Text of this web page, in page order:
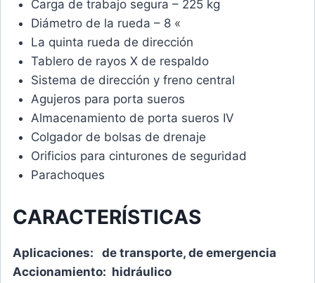
Carga de trabajo segura – 225 kg
Diámetro de la rueda – 8 «
La quinta rueda de dirección
Tablero de rayos X de respaldo
Sistema de dirección y freno central
Agujeros para porta sueros
Almacenamiento de porta sueros IV
Colgador de bolsas de drenaje
Orificios para cinturones de seguridad
Parachoques
CARACTERÍSTICAS
Aplicaciones: de transporte, de emergencia
Accionamiento: hidráulico